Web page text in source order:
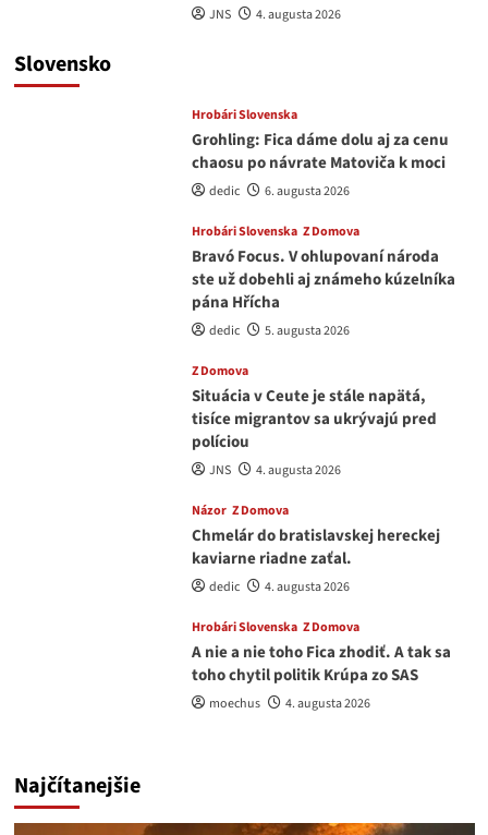
JNS 4. augusta 2026
Slovensko
Hrobári Slovenska
Grohling: Fica dáme dolu aj za cenu
chaosu po návrate Matoviča k moci
dedic 6. augusta 2026
Hrobári Slovenska Z Domova
Bravó Focus. V ohlupovaní národa
ste už dobehli aj známeho kúzelníka
pána Hřícha
dedic 5. augusta 2026
Z Domova
Situácia v Ceute je stále napätá,
tisíce migrantov sa ukrývajú pred
políciou
JNS 4. augusta 2026
Názor Z Domova
Chmelár do bratislavskej hereckej
kaviarne riadne zaťal.
dedic 4. augusta 2026
Hrobári Slovenska Z Domova
A nie a nie toho Fica zhodiť. A tak sa
toho chytil politik Krúpa zo SAS
moechus 4. augusta 2026
Najčítanejšie